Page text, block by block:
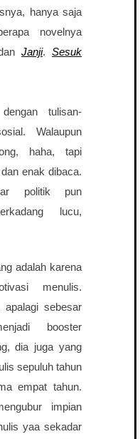
hanya saja
novelnya
Janji. Sesuk
tulisan-
Walaupun
haha, tapi
enak dibaca.
politik pun
lucu,
adalah karena
menulis.
apalagi sebesar
booster
dia juga yang
sepuluh tahun
empat tahun.
impian
yaa sekadar